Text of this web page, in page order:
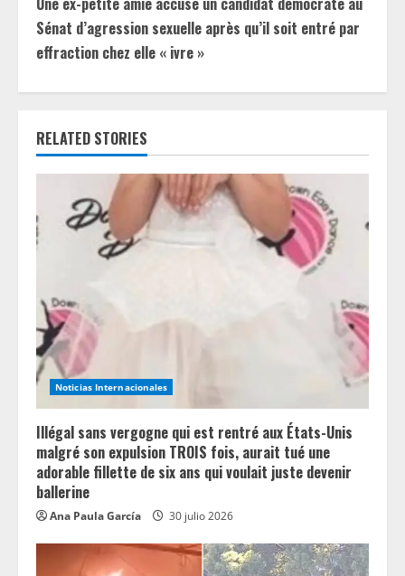
t
u
R
a
d
i
n
g
Sénat d’agression sexuelle après qu’il soit entré par
effraction chez elle « ivre »
RELATED STORIES
Noticias Internacionales
Illégal sans vergogne qui est rentré aux États-Unis
malgré son expulsion TROIS fois, aurait tué une
adorable fillette de six ans qui voulait juste devenir
ballerine
Ana Paula García 30 julio 2026